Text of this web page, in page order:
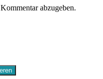
abzugeben.